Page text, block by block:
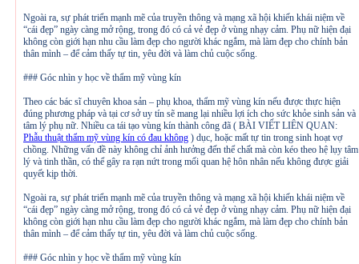
Ngoài ra, sự phát triển mạnh mẽ của truyền thông và mạng xã hội khiến khái niệm về
“cái đẹp” ngày càng mở rộng, trong đó có cả vẻ đẹp ở vùng nhạy cảm. Phụ nữ hiện đại
không còn giới hạn nhu cầu làm đẹp cho người khác ngắm, mà làm đẹp cho chính bản
thân mình – để cảm thấy tự tin, yêu đời và làm chủ cuộc sống.
### Góc nhìn y học về thẩm mỹ vùng kín
Theo các bác sĩ chuyên khoa sản – phụ khoa, thẩm mỹ vùng kín nếu được thực hiện
đúng phương pháp và tại cơ sở uy tín sẽ mang lại nhiều lợi ích cho sức khỏe sinh sản và
tâm lý phụ nữ. Nhiều ca tái tạo vùng kín thành công đã ( BÀI VIẾT LIÊN QUAN:
Phẫu thuật thẩm mỹ vùng kín có đau không ) dục, hoặc mất tự tin trong sinh hoạt vợ
chồng. Những vấn đề này không chỉ ảnh hưởng đến thể chất mà còn kéo theo hệ lụy tâm
lý và tinh thần, có thể gây ra rạn nứt trong mối quan hệ hôn nhân nếu không được giải
quyết kịp thời.
Ngoài ra, sự phát triển mạnh mẽ của truyền thông và mạng xã hội khiến khái niệm về
“cái đẹp” ngày càng mở rộng, trong đó có cả vẻ đẹp ở vùng nhạy cảm. Phụ nữ hiện đại
không còn giới hạn nhu cầu làm đẹp cho người khác ngắm, mà làm đẹp cho chính bản
thân mình – để cảm thấy tự tin, yêu đời và làm chủ cuộc sống.
### Góc nhìn y học về thẩm mỹ vùng kín